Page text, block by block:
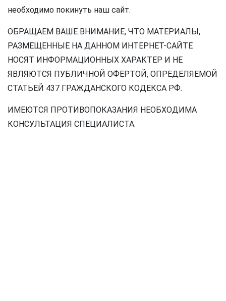
необходимо покинуть наш сайт.
ОБРАЩАЕМ ВАШЕ ВНИМАНИЕ, ЧТО МАТЕРИАЛЫ,
РАЗМЕЩЕННЫЕ НА ДАННОМ ИНТЕРНЕТ-САЙТЕ
НОСЯТ ИНФОРМАЦИОННЫХ ХАРАКТЕР И НЕ
ЯВЛЯЮТСЯ ПУБЛИЧНОЙ ОФЕРТОЙ, ОПРЕДЕЛЯЕМОЙ
СТАТЬЕЙ 437 ГРАЖДАНСКОГО КОДЕКСА РФ.
ИМЕЮТСЯ ПРОТИВОПОКАЗАНИЯ НЕОБХОДИМА
КОНСУЛЬТАЦИЯ СПЕЦИАЛИСТА.